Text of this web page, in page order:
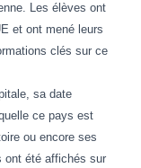
Les élèves ont
et ont mené leurs
clés sur ce
sa date
ce pays est
ou encore ses
ont été affichés sur